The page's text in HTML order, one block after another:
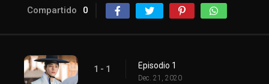
Compartido 0
1 - 1 Episodio 1
Dec. 21, 2020